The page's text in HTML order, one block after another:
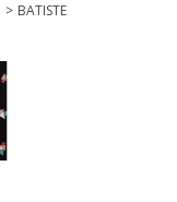
> BATISTE